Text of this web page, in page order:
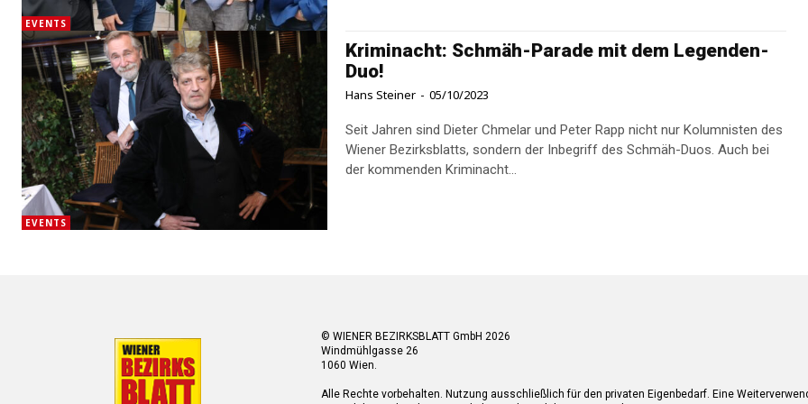
EVENTS
EVENTS
Kriminacht: Schmäh-Parade mit dem Legenden-
Duo!
Hans Steiner - 05/10/2023
Seit Jahren sind Dieter Chmelar und Peter Rapp nicht nur Kolumnisten des
Wiener Bezirksblatts, sondern der Inbegriff des Schmäh-Duos. Auch bei
der kommenden Kriminacht...
© WIENER BEZIRKSBLATT GmbH 2026
Windmühlgasse 26
1060 Wien.
Alle Rechte vorbehalten. Nutzung ausschließlich für den privaten Eigenbedarf. Eine